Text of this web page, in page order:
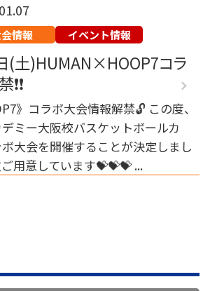
情報 イベント情報
日(土)HUMAN×HOOP7コラ
》コラボ大会情報解禁🔓 この度、
デミー大阪校バスケットボールカ
大会を開催することが決定しまし
ご用意しています💝💝💝 ...